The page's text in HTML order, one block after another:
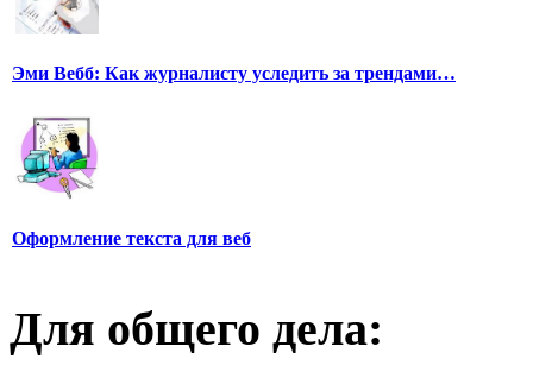
Эми Вебб: Как журналисту уследить за трендами…
Оформление текста для веб
Для общего дела: